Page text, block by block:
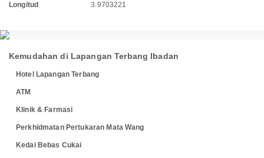
Longitud 3.9703221
Kemudahan di Lapangan Terbang Ibadan
Hotel Lapangan Terbang
ATM
Klinik & Farmasi
Perkhidmatan Pertukaran Mata Wang
Kedai Bebas Cukai